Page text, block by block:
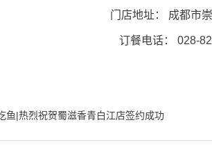
门店地址： 成都市
订餐电话： 028-
鱼|热烈祝贺蜀滋香青白江店签约成功